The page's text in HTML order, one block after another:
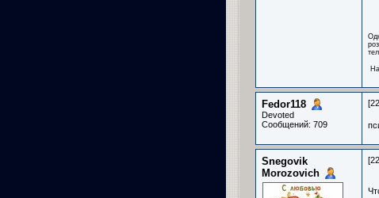
Fedor118
Devoted
Сообщений: 709
Snegovik
Morozovich